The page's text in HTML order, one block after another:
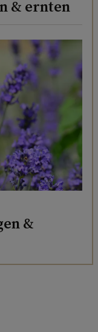
& ernten
&